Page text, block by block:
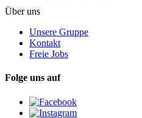
Über uns
Unsere Gruppe
Kontakt
Freie Jobs
Folge uns auf